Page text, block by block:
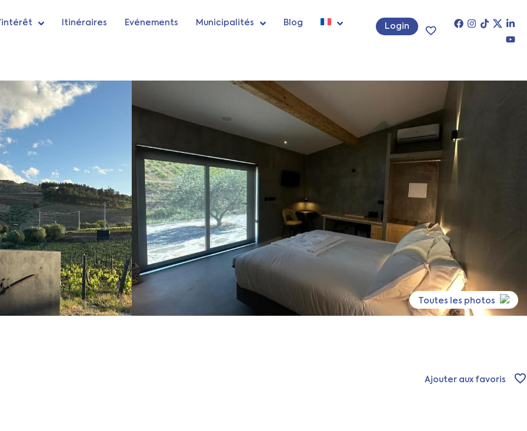
Itinéraires Evénements Municipalités Blog Login
Toutes les photos
Ajouter aux favoris